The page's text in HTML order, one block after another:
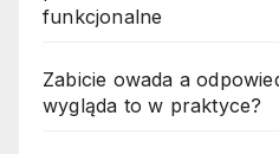
funkcjonalne
Zabicie owada a
wygląda to w praktyce?